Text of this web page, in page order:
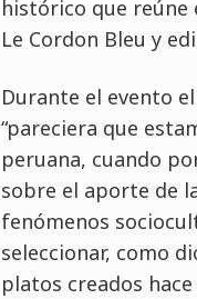
histórico que
Le Cordon Bleu y
Durante el evento
“pareciera que
peruana, cuando
sobre el aporte de
fenómenos
seleccionar, como
platos creados